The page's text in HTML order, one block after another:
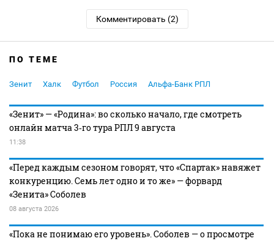
Комментировать (2)
ПО ТЕМЕ
Зенит Халк Футбол Россия Альфа-Банк РПЛ
«Зенит» — «Родина»: во сколько начало, где смотреть
онлайн матча 3‑го тура РПЛ 9 августа
11:38
«Перед каждым сезоном говорят, что «Спартак» навяжет
конкуренцию. Семь лет одно и то же» — форвард
«Зенита» Соболев
08 августа 2026
«Пока не понимаю его уровень». Соболев — о просмотре